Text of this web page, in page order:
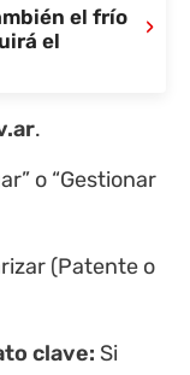
el frío
el
›
.
o “Gestionar
(Patente o
clave: Si